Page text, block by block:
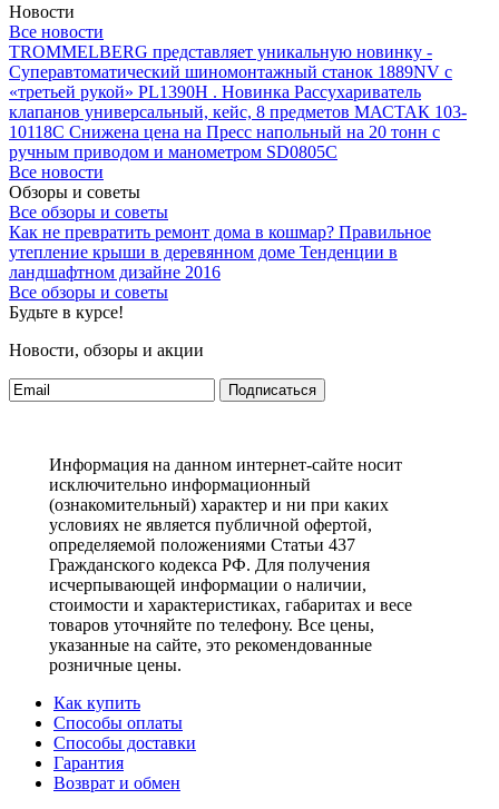
Новости
Все новости
TROMMELBERG представляет уникальную новинку -
Суперавтоматический шиномонтажный станок 1889NV с
«третьей рукой» PL1390H . Новинка Рассухариватель
клапанов универсальный, кейс, 8 предметов МАСТАК 103-
10118C Снижена цена на Пресс напольный на 20 тонн с
ручным приводом и манометром SD0805C
Все новости
Обзоры и советы
Все обзоры и советы
Как не превратить ремонт дома в кошмар? Правильное
утепление крыши в деревянном доме Тенденции в
ландшафтном дизайне 2016
Все обзоры и советы
Будьте в курсе!
Новости, обзоры и акции
Подписаться
Информация на данном интернет-сайте носит
исключительно информационный
(ознакомительный) характер и ни при каких
условиях не является публичной офертой,
определяемой положениями Статьи 437
Гражданского кодекса РФ. Для получения
исчерпывающей информации о наличии,
стоимости и характеристиках, габаритах и весе
товаров уточняйте по телефону. Все цены,
указанные на сайте, это рекомендованные
розничные цены.
Как купить
Способы оплаты
Способы доставки
Гарантия
Возврат и обмен